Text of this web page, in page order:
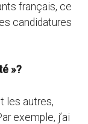
français, ce
candidatures
»?
les autres,
exemple, j’ai